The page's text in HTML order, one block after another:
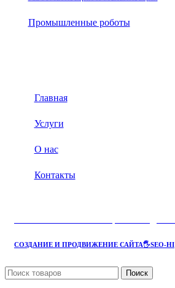
Промышленные роботы
Главная
Услуги
О нас
Контакты
СОЗДАНИЕ И ПРОДВИЖЕНИЕ САЙТА🖐SEO-HI
Поиск